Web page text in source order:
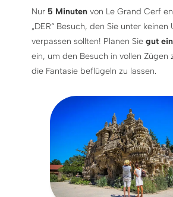
Nur 5 Minutenvon Le Grand Cerf
„DER“ Besuch, den Sie unter keinen
verpassen sollten! Planen Sie gut
ein, um den Besuch in vollen Zügen
die Fantasie beflügeln zu lassen.